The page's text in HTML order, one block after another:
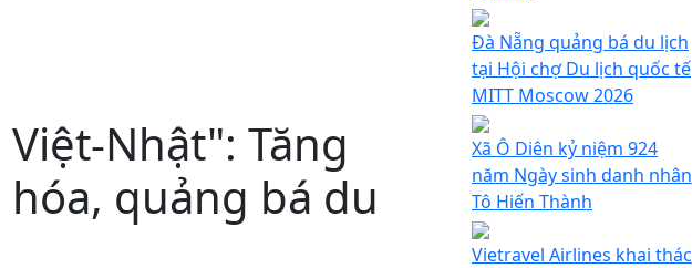
Nhật": Tăng
quảng bá du
Đà Nẵng quảng bá du lịch
tại Hội chợ Du lịch quốc tế
MITT Moscow 2026
Xã Ô Diên kỷ niệm 924
năm Ngày sinh danh nhân
Tô Hiến Thành
Vietravel Airlines khai thác